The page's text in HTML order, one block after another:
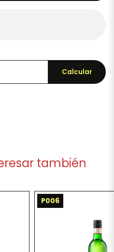
Calcular
también
P006